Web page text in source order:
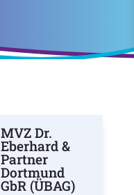
MVZ Dr.
Eberhard &
Partner
Dortmund
GbR (ÜBAG)